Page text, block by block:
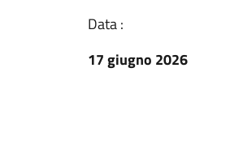
Data :
17 giugno 2026